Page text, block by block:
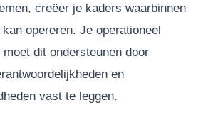
creëer je kaders waarbinnen
opereren. Je operationeel
dit ondersteunen door
en
vast te leggen.